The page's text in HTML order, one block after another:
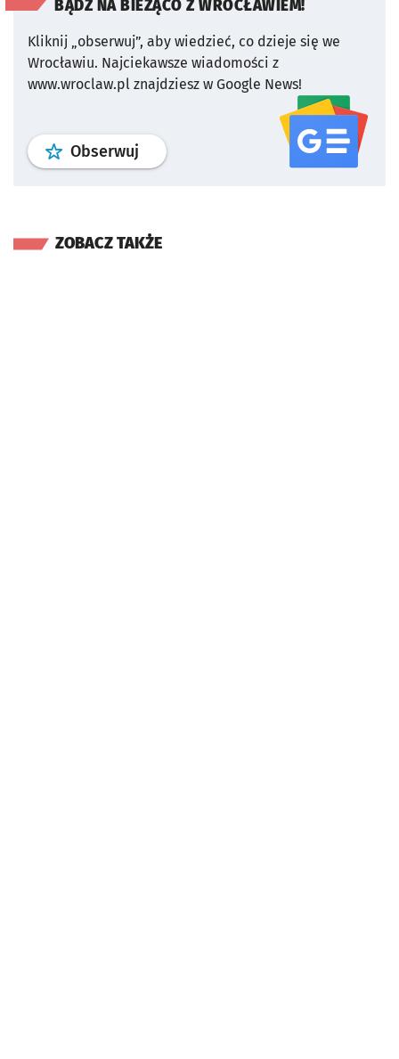
BĄDŹ NA BIEŻĄCO Z WROCŁAWIEM!
Kliknij „obserwuj”, aby wiedzieć, co dzieje się we
Wrocławiu. Najciekawsze wiadomości z
www.wroclaw.pl znajdziesz w Google News!
Obserwuj profil serwisu
ZOBACZ TAKŻE